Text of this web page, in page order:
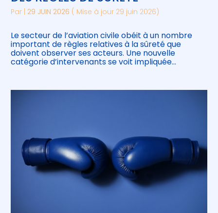
Par |29 JUIN 2026 ( Mise à jour 29 juin 2026)
Le secteur de l’aviation civile obéit à un nombre
important de règles relatives à la sûreté que
doivent observer ses acteurs. Une nouvelle
catégorie d’intervenants se voit impliquée…